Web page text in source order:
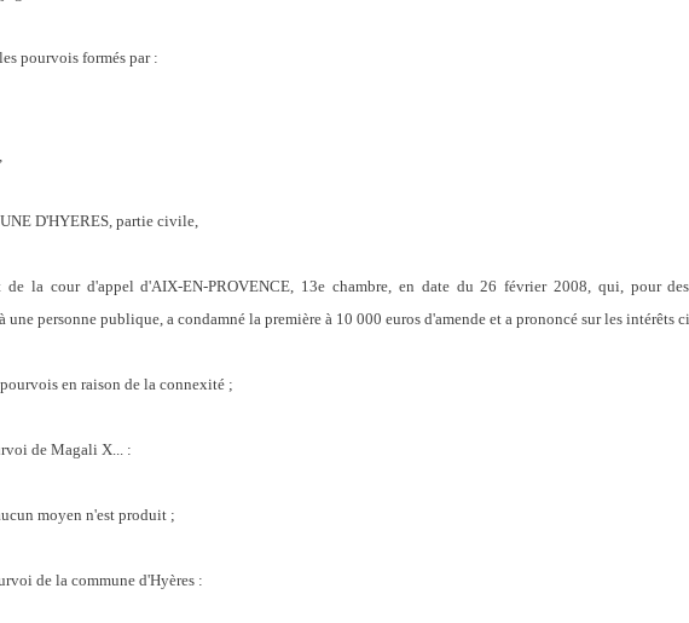
pourvois formés par :
D'HYERES, partie civile,
de la cour d'appel d'AIX-EN-PROVENCE, 13e chambre, en date du 26 février 2008, qui, pour
une personne publique, a condamné la première à 10 000 euros d'amende et a prononcé sur les intérêts
en raison de la connexité ;
de Magali X... :
moyen n'est produit ;
de la commune d'Hyères :